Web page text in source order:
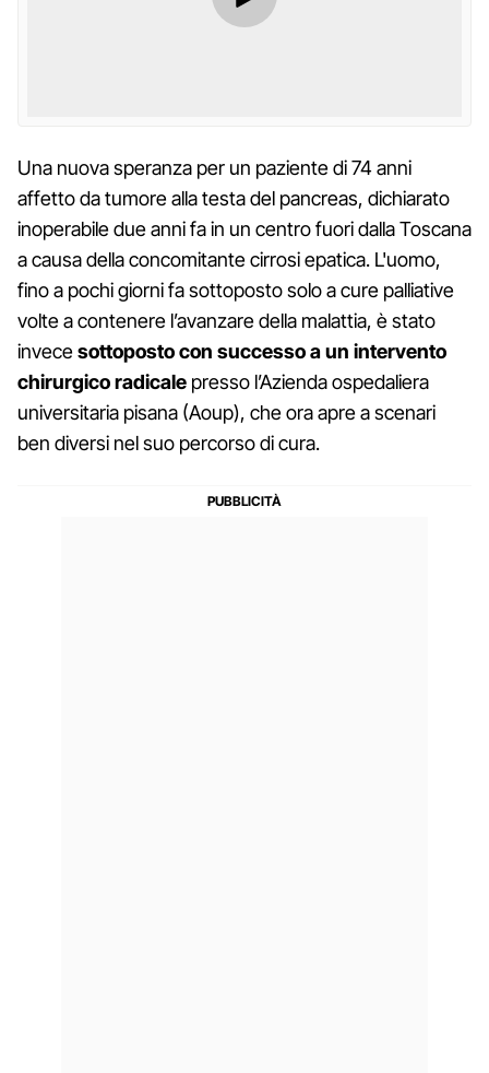
Una nuova speranza per un paziente di 74 anni
affetto da tumore alla testa del pancreas, dichiarato
inoperabile due anni fa in un centro fuori dalla Toscana
a causa della concomitante cirrosi epatica. L'uomo,
fino a pochi giorni fa sottoposto solo a cure palliative
volte a contenere l’avanzare della malattia, è stato
invecesottoposto con successo a un intervento
chirurgico radicale presso l’Azienda ospedaliera
universitaria pisana (Aoup), che ora apre a scenari
ben diversi nel suo percorso di cura.